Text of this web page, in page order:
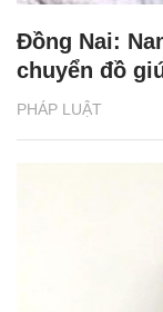
PHÁP LUẬT
Đồng Nai:
chuyển đồ